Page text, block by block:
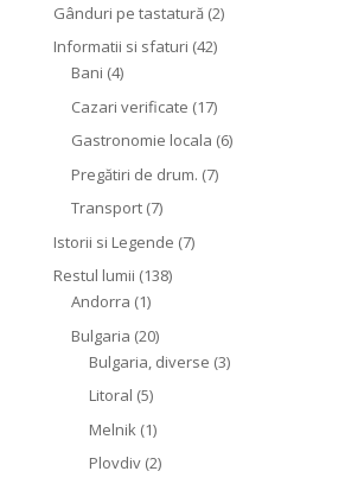
Gânduri pe tastatură(2)
Informatii si sfaturi (42)
Bani (4)
Cazari verificate (17)
Gastronomie locala (6)
Pregătiri de drum. (7)
Transport(7)
Istorii si Legende (7)
Restul lumii (138)
Andorra (1)
Bulgaria (20)
Bulgaria, diverse (3)
Litoral (5)
Melnik (1)
Plovdiv(2)